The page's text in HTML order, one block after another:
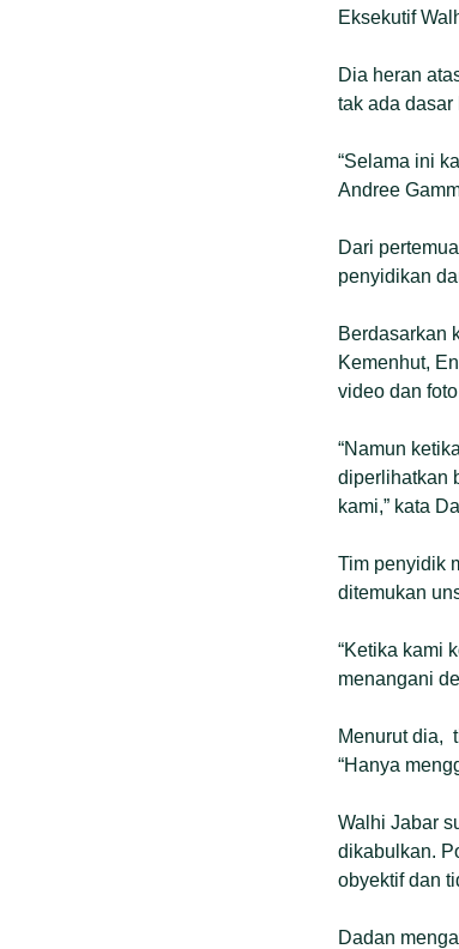
Eksekutif
Dia heran
tak ada
“Selama ini
Andree
Dari
penyidikan
Berdasarkan
Kemenhut,
video dan
“Namun
diperlihatkan
kami,” kata
Tim penyidik
ditemukan
“Ketika kami
menangani
Menurut dia,
“Hanya
Walhi Jabar
dikabulkan.
obyektif dan
Dadan